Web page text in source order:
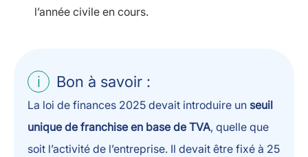
l’année civile en cours.
Bon à savoir :
La loi de finances 2025 devait introduire un seuil
unique de franchise en base de TVA, quelle que
soit l’activité de l’entreprise. Il devait être fixé à 25